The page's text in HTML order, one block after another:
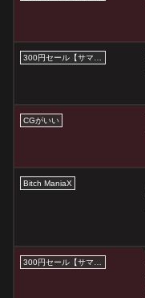
CGがいい
Bitch ManiaX